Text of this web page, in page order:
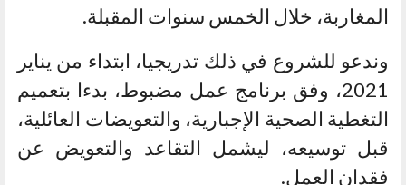
المغاربة، خلال الخمس سنوات المقبلة.
وندعو للشروع في ذلك تدريجيا، ابتداء من يناير
2021، وفق برنامج عمل مضبوط، بدءا بتعميم
التغطية الصحية الإجبارية، والتعويضات العائلية،
قبل توسيعه، ليشمل التقاعد والتعويض عن
فقدان العمل.